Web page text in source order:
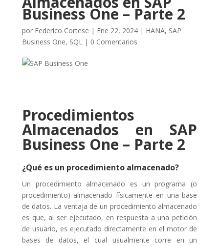
Business One – Parte 2
por Federico Cortese | Ene 22, 2024| HANA, SAP
Business One, SQL| 0 Comentarios
Procedimientos
Almacenados en SAP
Business One – Parte 2
¿Qué es un procedimiento almacenado?
Un procedimiento almacenado es un programa (o
procedimiento) almacenado físicamente en una base
de datos. La ventaja de un procedimiento almacenado
es que, al ser ejecutado, en respuesta a una petición
de usuario, es ejecutado directamente en el motor de
bases de datos, el cual usualmente corre en un